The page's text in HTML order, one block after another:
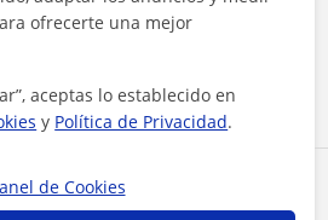
profesor
ofrecerte una mejor
aceptas lo establecido en
y Política de Privacidad.
de Cookies